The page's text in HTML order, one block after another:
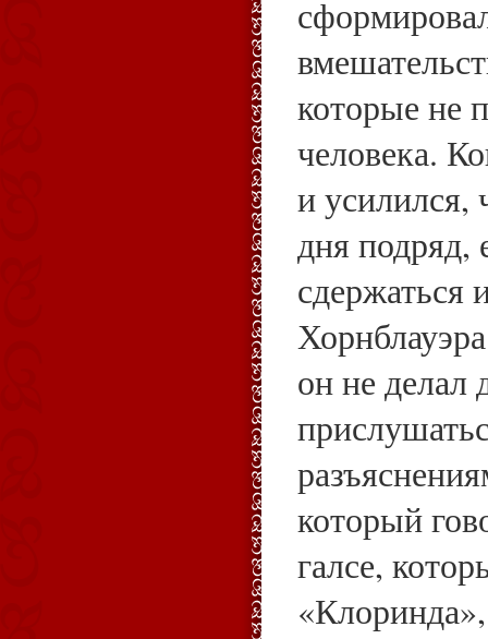
которые не
человека.
и усилился,
дня подряд,
сдержаться
он не делал
который
галсе,